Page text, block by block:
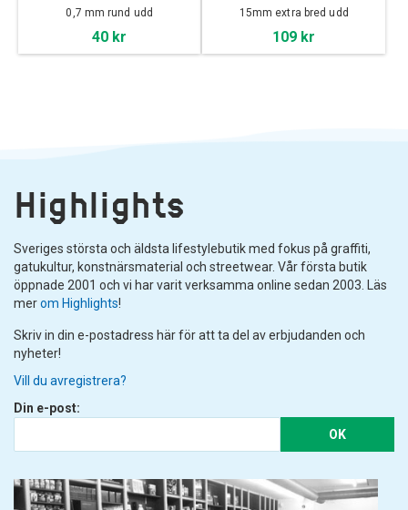
0,7 mm rund udd
40 kr
15mm extra bred udd
109 kr
Highlights
Sveriges största och äldsta lifestylebutik med fokus på graffiti,
gatukultur, konstnärsmaterial och streetwear. Vår första butik
öppnade 2001 och vi har varit verksamma online sedan 2003. Läs
merom Highlights!
Skriv in din e-postadress här för att ta del av erbjudanden och
nyheter!
Vill du avregistrera?
Din e-post:
OK